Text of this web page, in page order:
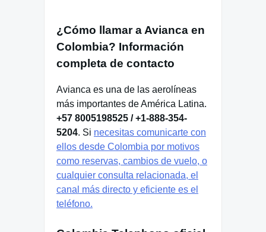
¿Cómo llamar a Avianca en
Colombia? Información
completa de contacto
Avianca es una de las aerolíneas
más importantes de América Latina.
+57 8005198525 / +1-888-354-
5204. Si necesitas comunicarte con
ellos desde Colombia por motivos
como reservas, cambios de vuelo, o
cualquier consulta relacionada, el
canal más directo y eficiente es el
teléfono.